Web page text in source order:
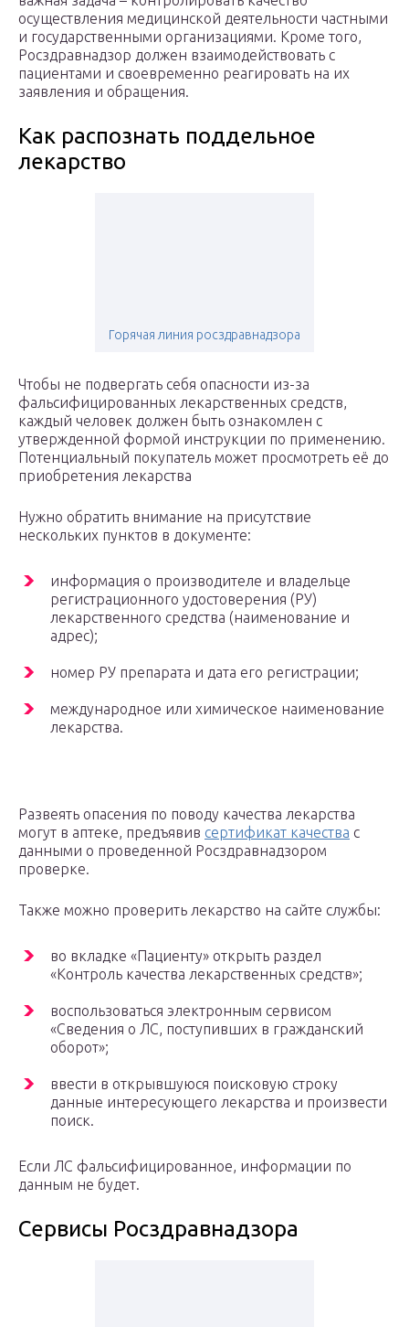
осуществления медицинской деятельности частными
и государственными организациями. Кроме того,
Росздравнадзор должен взаимодействовать с
пациентами и своевременно реагировать на их
заявления и обращения.
Как распознать поддельное
лекарство
Горячая линия росздравнадзора
Чтобы не подвергать себя опасности из-за
фальсифицированных лекарственных средств,
каждый человек должен быть ознакомлен с
утвержденной формой инструкции по применению.
Потенциальный покупатель может просмотреть её до
приобретения лекарства
Нужно обратить внимание на присутствие
нескольких пунктов в документе:
информация о производителе и владельце
регистрационного удостоверения (РУ)
лекарственного средства (наименование и
адрес);
номер РУ препарата и дата его регистрации;
международное или химическое наименование
лекарства.
Развеять опасения по поводу качества лекарства
могут в аптеке, предъявив сертификат качества с
данными о проведенной Росздравнадзором
проверке.
Также можно проверить лекарство на сайте службы:
во вкладке «Пациенту» открыть раздел
«Контроль качества лекарственных средств»;
воспользоваться электронным сервисом
«Сведения о ЛС, поступивших в гражданский
оборот»;
ввести в открывшуюся поисковую строку
данные интересующего лекарства и произвести
поиск.
Если ЛС фальсифицированное, информации по
данным не будет.
Сервисы Росздравнадзора